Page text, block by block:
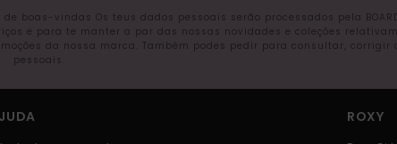
vindas Os teus dados pessoais serão processados pela
e para te manter a par das nossas novidades e coleções
da nossa marca. Também podes pedir para consultar,
pessoais.
ROXY